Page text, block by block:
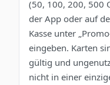
(50, 100, 200, 500
der App oder auf
Kasse unter
eingeben. Karten
gültig und
nicht in einer